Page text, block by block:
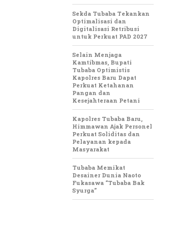
Sekda Tubaba Tekankan
Optimalisasi dan
Digitalisasi Retribusi
untuk Perkuat PAD 2027
Selain Menjaga
Kamtibmas, Bupati
Tubaba Optimistis
Kapolres Baru Dapat
Perkuat Ketahanan
Pangan dan
Kesejahteraan Petani
Kapolres Tubaba Baru,
Himmawan Ajak Personel
Perkuat Soliditas dan
Pelayanan kepada
Masyarakat
Tubaba Memikat
Desainer Dunia Naoto
Fukasawa “Tubaba Bak
Syurga”